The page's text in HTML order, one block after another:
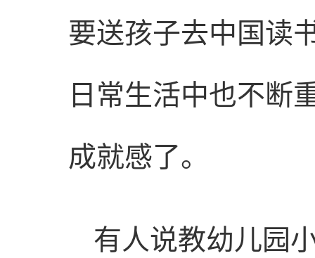
要送孩子去中国读
日常生活中也不断
成就感了。
有人说教幼儿园